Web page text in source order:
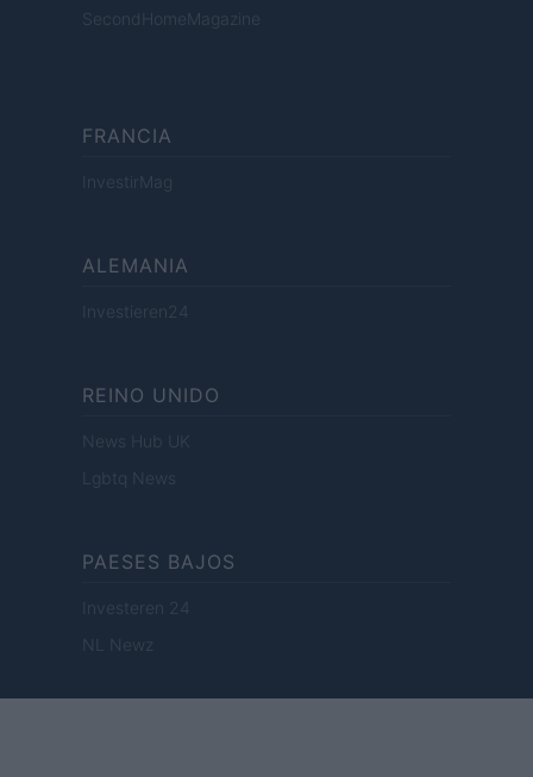
SecondHomeMagazine
FRANCIA
InvestirMag
ALEMANIA
Investieren24
REINO UNIDO
News Hub UK
Lgbtq News
PAESES BAJOS
Investeren 24
NL Newz